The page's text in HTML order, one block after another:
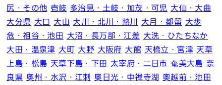
尻・その他 壱岐 多治見・土岐・加茂・可児 大仙・大曲
大分県 大口 大山 大川・北川・熱川 大月・都留 大歩
危・祖谷・池田 大沼・長万部・江差 大洗・ひたちなか
大田・温泉津 大町 大野 大阪府 大館 天橋立・宮津 天草
上島・松島 天草下島・下田 太宰府・二日市 奄美大島 奈
良県 奥州・水沢・江刺 奥日光・中禅寺湖 奥越前・池田